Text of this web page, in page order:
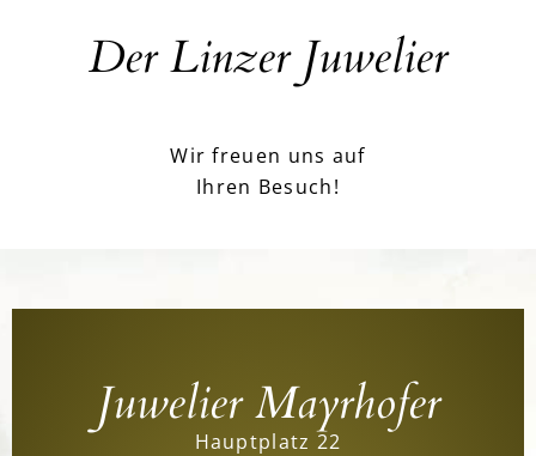
Der Linzer Juwelier
Wir freuen uns auf
Ihren Besuch!
Juwelier Mayrhofer
Hauptplatz 22